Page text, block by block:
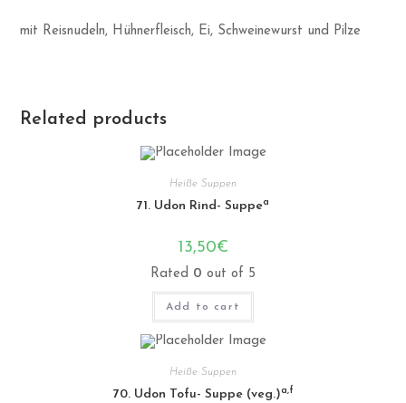
mit Reisnudeln, Hühnerfleisch, Ei, Schweinewurst und Pilze
Related products
Heiße Suppen
71. Udon Rind- Suppea
13,50€
Rated 0 out of 5
Add to cart
Heiße Suppen
70. Udon Tofu- Suppe (veg.)a,f